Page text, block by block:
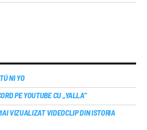
NI YO
PE YOUTUBE CU „YALLA”
VIZUALIZAT VIDEOCLIP DIN ISTORIA